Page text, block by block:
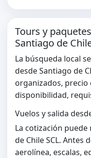
Tours y
Santiago de
La búsqueda local
desde Santiago de
organizados, precio
disponibilidad,
Vuelos y salida
La cotización puede
de Chile SCL. Antes
aerolínea, escalas,